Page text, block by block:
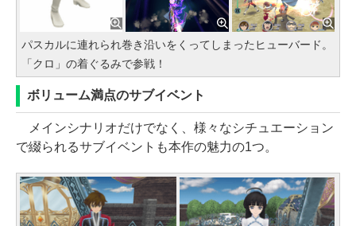
パスカルに連れられ巻き沿いをくってしまったヒューバード。
「クロ」の着ぐるみで参戦！
ボリューム満点のサブイベント
メインシナリオだけでなく、様々なシチュエーション
で綴られるサブイベントも本作の魅力の1つ。